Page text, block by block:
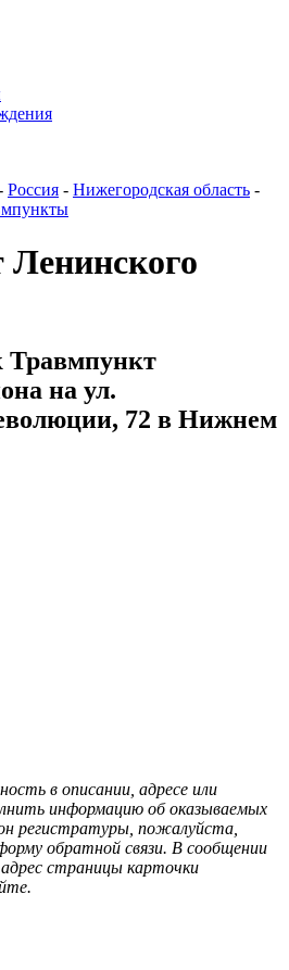
Россия - Нижегородская область -
Травмпункт
на ул.
72 в Нижнем
в описании, адресе или
информацию об оказываемых
регистратуры, пожалуйста,
обратной связи. В сообщении
страницы карточки